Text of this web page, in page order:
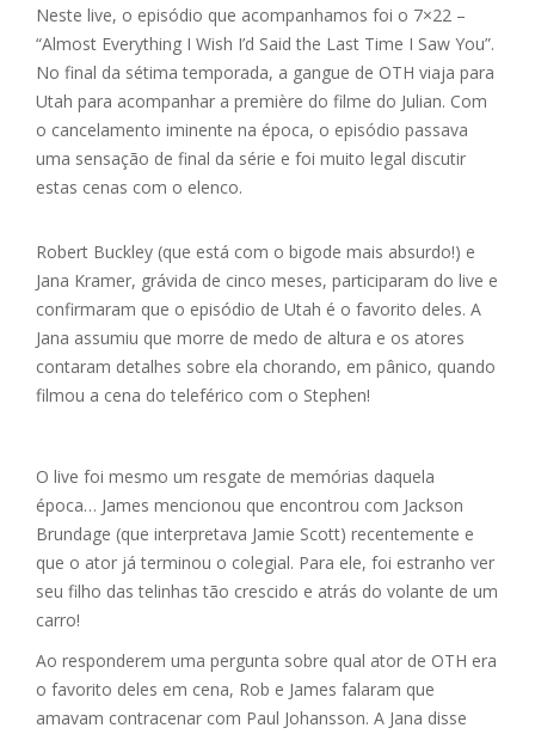
Neste live, o episódio que acompanhamos foi o 7×22 –
“Almost Everything I Wish I’d Said the Last Time I Saw You”.
No final da sétima temporada, a gangue de OTH viaja para
Utah para acompanhar a première do filme do Julian. Com
o cancelamento iminente na época, o episódio passava
uma sensação de final da série e foi muito legal discutir
estas cenas com o elenco.
Robert Buckley (que está com o bigode mais absurdo!) e
Jana Kramer, grávida de cinco meses, participaram do live e
confirmaram que o episódio de Utah é o favorito deles. A
Jana assumiu que morre de medo de altura e os atores
contaram detalhes sobre ela chorando, em pânico, quando
filmou a cena do teleférico com o Stephen!
O live foi mesmo um resgate de memórias daquela
época… James mencionou que encontrou com Jackson
Brundage (que interpretava Jamie Scott) recentemente e
que o ator já terminou o colegial. Para ele, foi estranho ver
seu filho das telinhas tão crescido e atrás do volante de um
carro!
Ao responderem uma pergunta sobre qual ator de OTH era
o favorito deles em cena, Rob e James falaram que
amavam contracenar com Paul Johansson. A Jana disse